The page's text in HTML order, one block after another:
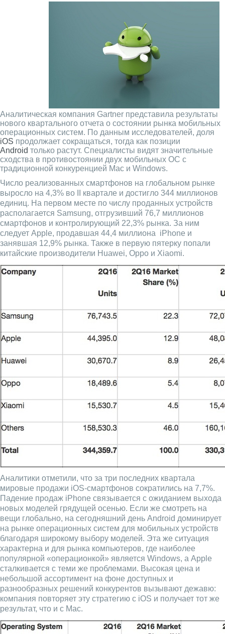
Аналитическая компания Gartner представила результаты
нового квартального отчета о состоянии рынка мобильных
операционных систем. По данным исследователей, доля
iOS продолжает сокращаться, тогда как позиции
Android только растут. Специалисты видят значительные
сходства в противостоянии двух мобильных ОС с
традиционной конкуренцией Mac и Windows.
Число реализованных смартфонов на глобальном рынке
выросло на 4,3% во II квартале и достигло 344 миллионов
единиц. На первом месте по числу проданных устройств
располагается Samsung, отгрузивший 76,7 миллионов
смартфонов и контролирующий 22,3% рынка. За ним
следует Apple, продавшая 44,4 миллиона iPhone и
занявшая 12,9% рынка. Также в первую пятерку попали
китайские производители Huawei, Oppo и Xiaomi.
Аналитики отметили, что за три последних квартала
мировые продажи iOS-смартфонов сократились на 7,7%.
Падение продаж iPhone связывается с ожиданием выхода
новых моделей грядущей осенью. Если же смотреть на
вещи глобально, на сегодняшний день Android доминирует
на рынке операционных систем для мобильных устройств
благодаря широкому выбору моделей. Эта же ситуация
характерна и для рынка компьютеров, где наиболее
популярной «операционкой» является Windows, а Apple
сталкивается с теми же проблемами. Высокая цена и
небольшой ассортимент на фоне доступных и
разнообразных решений конкурентов вызывают дежавю:
компания повторяет эту стратегию с iOS и получает тот же
результат, что и с Mac.